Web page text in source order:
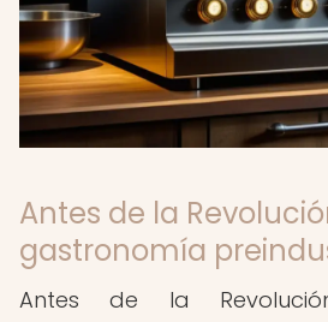
Antes de la
gastronomía
Antes de la